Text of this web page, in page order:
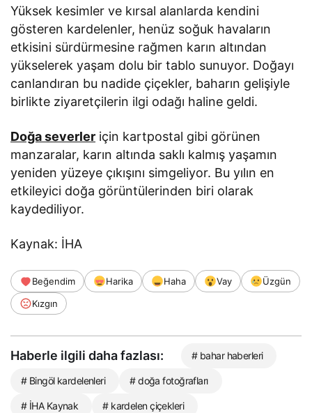
Yüksek kesimler ve kırsal alanlarda kendini
gösteren kardelenler, henüz soğuk havaların
etkisini sürdürmesine rağmen karın altından
yükselerek yaşam dolu bir tablo sunuyor. Doğayı
canlandıran bu nadide çiçekler, baharın gelişiyle
birlikte ziyaretçilerin ilgi odağı haline geldi.
Doğa severler için kartpostal gibi görünen
manzaralar, karın altında saklı kalmış yaşamın
yeniden yüzeye çıkışını simgeliyor. Bu yılın en
etkileyici doğa görüntülerinden biri olarak
kaydediliyor.
Kaynak: İHA
Beğendim Harika Haha Vay
Üzgün
Kızgın
Haberle ilgili daha fazlası: # bahar haberleri
# Bingöl kardelenleri # doğa fotoğrafları
# İHA Kaynak # kardelen çiçekleri